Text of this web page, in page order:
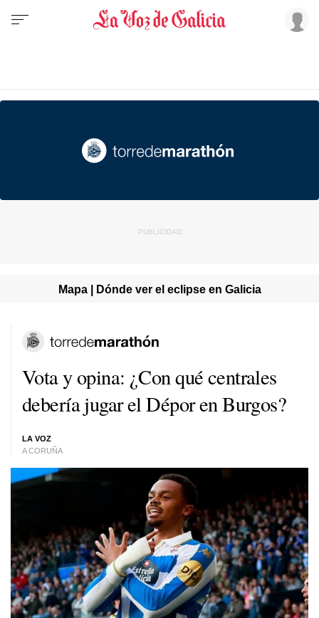
Mapa | Dónde ver el eclipse en Galicia
Vota y opina: ¿Con qué centrales
debería jugar el Dépor en Burgos?
LA VOZ
A CORUÑA